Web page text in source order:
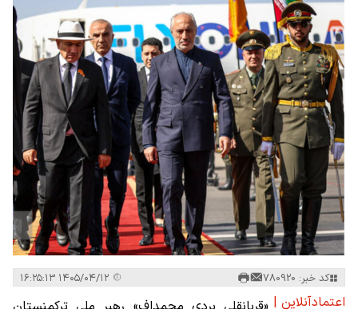
کد خبر: 780920
اعتمادآنلاین |